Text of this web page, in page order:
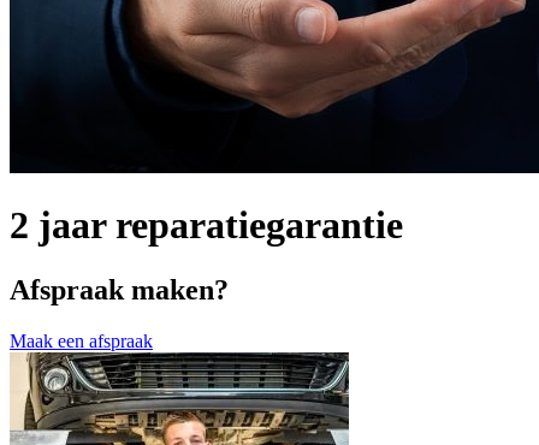
2 jaar reparatiegarantie
Afspraak maken?
Maak een afspraak